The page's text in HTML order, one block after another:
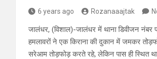
6 years ago Rozanaaajtak
जालंधर, (विशाल)-जालंधर में थाना डिवीजन नंबर
हमलावरों ने एक किराना की दुकान में जमकर
सरेआम तोड़फोड़ करते रहे, लेकिन पास ही स्थित